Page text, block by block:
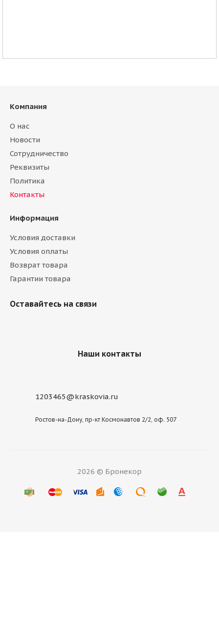
Компания
О нас
Новости
Сотрудничество
Реквизиты
Политика
Контакты
Информация
Условия доставки
Условия оплаты
Возврат товара
Гарантии товара
Оставайтесь на связи
Наши контакты
1203465@kraskovia.ru
Ростов-на-Дону, пр-кт Космонавтов 2/2, оф. 507
2026 © Бронекор